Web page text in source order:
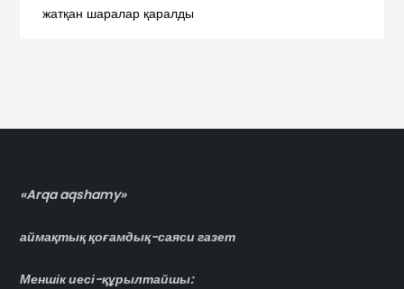
жатқан шаралар қаралды
«Arqa aqshamy»
аймақтық қоғамдық-саяси газет
Меншік иесі-құрылтайшы: